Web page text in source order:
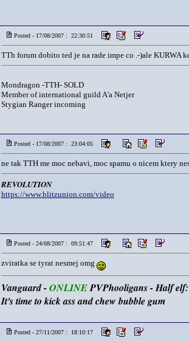
Posted - 17/08/2007 : 22:30:51
TTh forum dobito ted je na rade impe co .-)ale KURWA
Mondragon -TTH- SOLD
Member of international guild A'a Netjer
Stygian Ranger incoming
Posted - 17/08/2007 : 23:04:05
ne tak TTH me moc nebavi, moc spamu o nicem ktery
REVOLUTION
https://www.blitzunion.com/video
Posted - 24/08/2007 : 09:51:47
zviratka se tyrat nesmej omg
Vanguard -ONLINEPVPhooligans - Half
It's time to kick ass and chew bubble gum
Posted - 27/11/2007 : 18:10:17